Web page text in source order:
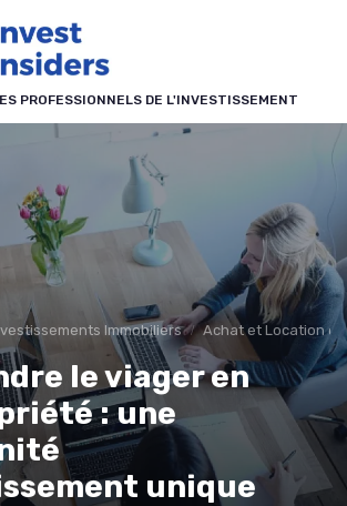
PROFESSIONNELS DE L'INVESTISSEMENT
Immobiliers Achat et Location
le viager en
: une
unique